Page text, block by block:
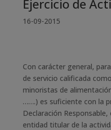
Ejercicio de
16-09-2015
Con carácter general,
de servicio calificada
minoristas de
…….) es suficiente con la
Declaración
entidad titular de la